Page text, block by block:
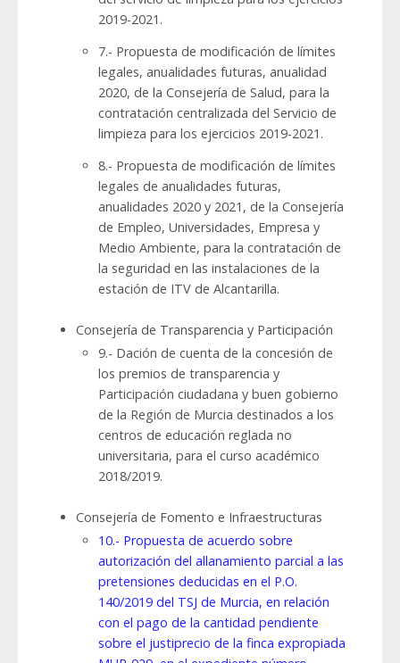
2019-2021.
7.- Propuesta de modificación de límites
legales, anualidades futuras, anualidad
2020, de la Consejería de Salud, para la
contratación centralizada del Servicio de
limpieza para los ejercicios 2019-2021.
8.- Propuesta de modificación de límites
legales de anualidades futuras,
anualidades 2020 y 2021, de la Consejería
de Empleo, Universidades, Empresa y
Medio Ambiente, para la contratación de
la seguridad en las instalaciones de la
estación de ITV de Alcantarilla.
Consejería de Transparencia y Participación
9.- Dación de cuenta de la concesión de
los premios de transparencia y
Participación ciudadana y buen gobierno
de la Región de Murcia destinados a los
centros de educación reglada no
universitaria, para el curso académico
2018/2019.
Consejería de Fomento e Infraestructuras
10.- Propuesta de acuerdo sobre
autorización del allanamiento parcial a las
pretensiones deducidas en el P.O.
140/2019 del TSJ de Murcia, en relación
con el pago de la cantidad pendiente
sobre el justiprecio de la finca expropiada